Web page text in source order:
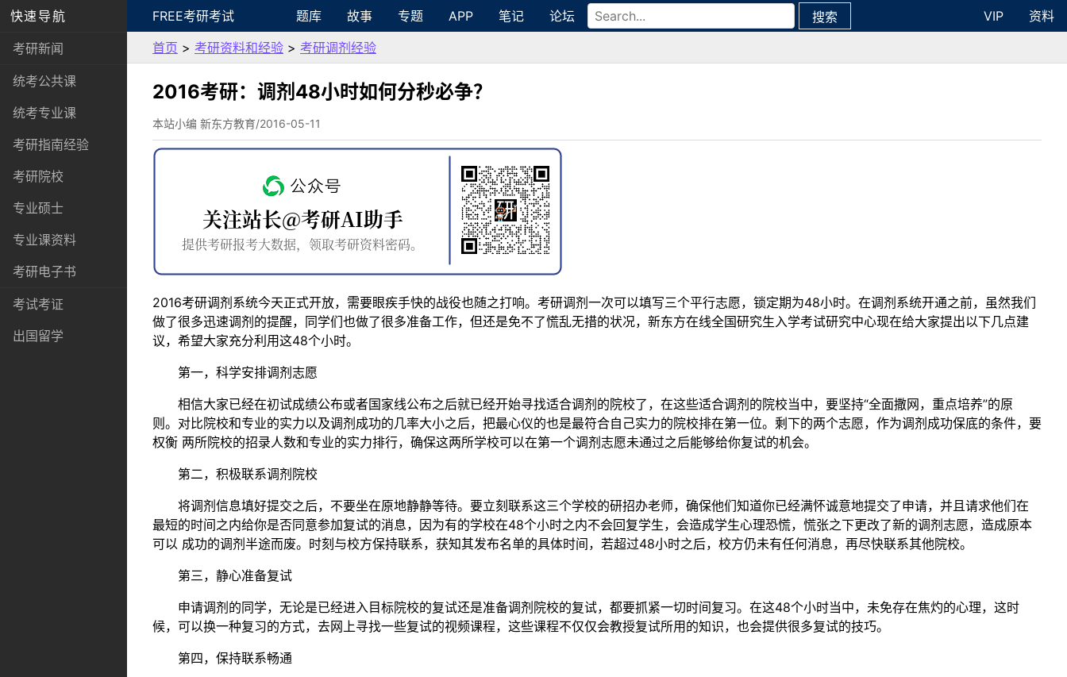
快速导航
考研新闻
统考公共课
统考专业课
考研指南经验
考研院校
专业硕士
专业课资料
考研电子书
考试考证
出国留学
FREE考研考试 题库 故事 专题 APP 笔记 论坛 搜索 VIP
资料
首页 > 考研资料和经验 > 考研调剂经验
2016考研：调剂48小时如何分秒必争？
本站小编 新东方教育/2016-05-11
2016考研调剂系统今天正式开放，需要眼疾手快的战役也随之打响。考研调剂一次可以填写三个平行志愿，锁定期为48小时。在调剂系统开通之前，虽然我们
做了很多迅速调剂的提醒，同学们也做了很多准备工作，但还是免不了慌乱无措的状况，新东方在线全国研究生入学考试研究中心现在给大家提出以下几点建
议，希望大家充分利用这48个小时。
第一，科学安排调剂志愿
相信大家已经在初试成绩公布或者国家线公布之后就已经开始寻找适合调剂的院校了，在这些适合调剂的院校当中，要坚持“全面撒网，重点培养”的原
则。对比院校和专业的实力以及调剂成功的几率大小之后，把最心仪的也是最符合自己实力的院校排在第一位。剩下的两个志愿，作为调剂成功保底的条件，要
权衡 两所院校的招录人数和专业的实力排行，确保这两所学校可以在第一个调剂志愿未通过之后能够给你复试的机会。
第二，积极联系调剂院校
将调剂信息填好提交之后，不要坐在原地静静等待。要立刻联系这三个学校的研招办老师，确保他们知道你已经满怀诚意地提交了申请，并且请求他们在
最短的时间之内给你是否同意参加复试的消息，因为有的学校在48个小时之内不会回复学生，会造成学生心理恐慌，慌张之下更改了新的调剂志愿，造成原本
可以 成功的调剂半途而废。时刻与校方保持联系，获知其发布名单的具体时间，若超过48小时之后，校方仍未有任何消息，再尽快联系其他院校。
第三，静心准备复试
申请调剂的同学，无论是已经进入目标院校的复试还是准备调剂院校的复试，都要抓紧一切时间复习。在这48个小时当中，未免存在焦灼的心理，这时
候，可以换一种复习的方式，去网上寻找一些复试的视频课程，这些课程不仅仅会教授复试所用的知识，也会提供很多复试的技巧。
第四，保持联系畅通